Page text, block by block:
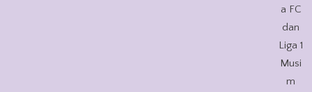
a FC
dan
Liga 1
Musi
m